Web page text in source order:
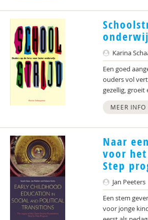
Karina
Een goed
ouders vol
gezellig,
MEER INFO
Naar
voor
Step
Jan Peeters
Een stem
voor jonge